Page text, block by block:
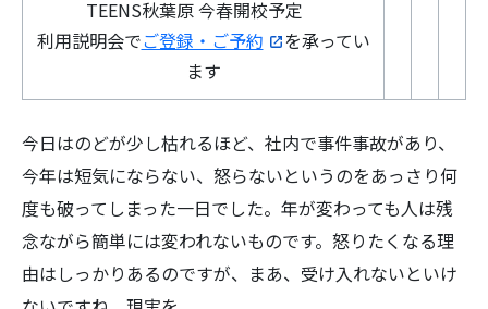
TEENS秋葉原 今春開校予定
利用説明会でご登録・ご予約
を承ってい
ます
今日はのどが少し枯れるほど、社内で事件事故があり、
今年は短気にならない、怒らないというのをあっさり何
度も破ってしまった一日でした。年が変わっても人は残
念ながら簡単には変われないものです。怒りたくなる理
由はしっかりあるのですが、まあ、受け入れないといけ